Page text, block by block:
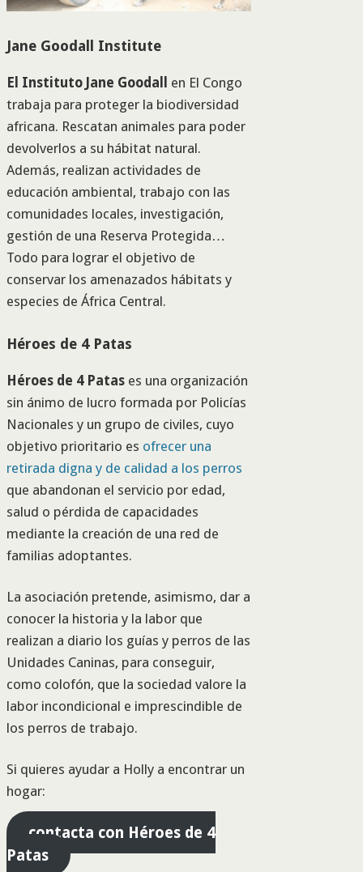
Jane Goodall Institute
El Instituto Jane Goodall
en El Congo
trabaja para proteger la biodiversidad
africana. Rescatan animales para poder
devolverlos a su hábitat natural.
Además, realizan actividades de
educación ambiental, trabajo con las
comunidades locales, investigación,
gestión de una Reserva Protegida…
Todo para lograr el objetivo de
conservar los amenazados hábitats y
especies de África Central.
Héroes de 4 Patas
Héroes de 4 Patases una organización
sin ánimo de lucro formada por Policías
Nacionales y un grupo de civiles, cuyo
objetivo prioritario es ofrecer una
retirada digna y de calidad a los perros
que abandonan el servicio por edad,
salud o pérdida de capacidades
mediante la creación de una red de
familias adoptantes.
La asociación pretende, asimismo, dar a
conocer la historia y la labor que
realizan a diario los guías y perros de las
Unidades Caninas, para conseguir,
como colofón, que la sociedad valore la
labor incondicional e imprescindible de
los perros de trabajo.
Si quieres ayudar a Holly a encontrar un
hogar:
contacta con Héroes de 4
Patas